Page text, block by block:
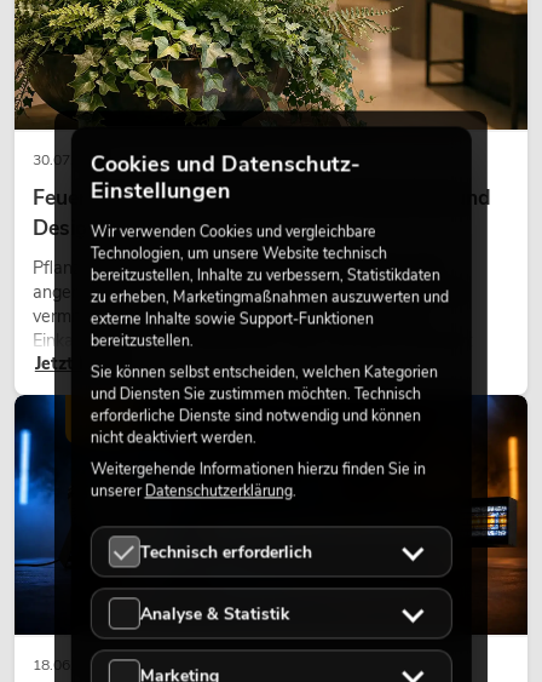
30.07.2026
Feuerhemmende Kunstpflanzen: Sicherheit und
Design perfekt kombiniert
Pflanzen machen Räume lebendig. Sie schaffen eine
angenehme Atmosphäre, verbessern das Ambiente und
vermitteln Natürlichkeit. Ob in Hotels, Restaurants,
Einkaufszentren, Bürogebäuden oder auf Messeständen:
eine hochwertige Begrünung gehört heute längst zum
modernen Raumkonzept.
Jetzt lesen
18.06.2026
LICHT
Cookies und Datenschutz-
Einstellungen
Wir verwenden Cookies und vergleichbare
Technologien, um unsere Website technisch
bereitzustellen, Inhalte zu verbessern, Statistikdaten
zu erheben, Marketingmaßnahmen auszuwerten und
externe Inhalte sowie Support-Funktionen
bereitzustellen.
Sie können selbst entscheiden, welchen Kategorien
und Diensten Sie zustimmen möchten. Technisch
erforderliche Dienste sind notwendig und können
nicht deaktiviert werden.
Weitergehende Informationen hierzu finden Sie in
unsererDatenschutzerklärung.
Technisch erforderlich
Analyse & Statistik
Marketing